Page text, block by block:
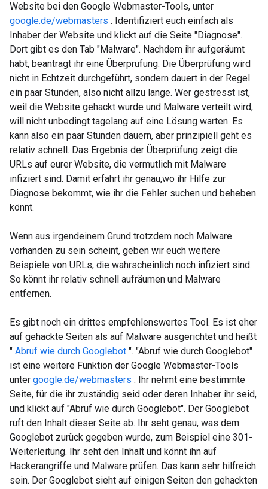
Website bei den Google Webmaster-Tools, unter
google.de/webmasters . Identifiziert euch einfach als
Inhaber der Website und klickt auf die Seite "Diagnose".
Dort gibt es den Tab "Malware". Nachdem ihr aufgeräumt
habt, beantragt ihr eine Überprüfung. Die Überprüfung wird
nicht in Echtzeit durchgeführt, sondern dauert in der Regel
ein paar Stunden, also nicht allzu lange. Wer gestresst ist,
weil die Website gehackt wurde und Malware verteilt wird,
will nicht unbedingt tagelang auf eine Lösung warten. Es
kann also ein paar Stunden dauern, aber prinzipiell geht es
relativ schnell. Das Ergebnis der Überprüfung zeigt die
URLs auf eurer Website, die vermutlich mit Malware
infiziert sind. Damit erfahrt ihr genau,wo ihr Hilfe zur
Diagnose bekommt, wie ihr die Fehler suchen und beheben
könnt.
Wenn aus irgendeinem Grund trotzdem noch Malware
vorhanden zu sein scheint, geben wir euch weitere
Beispiele von URLs, die wahrscheinlich noch infiziert sind.
So könnt ihr relativ schnell aufräumen und Malware
entfernen.
Es gibt noch ein drittes empfehlenswertes Tool. Es ist eher
auf gehackte Seiten als auf Malware ausgerichtet und heißt
" Abruf wie durch Googlebot ". "Abruf wie durch Googlebot"
ist eine weitere Funktion der Google Webmaster-Tools
unter google.de/webmasters . Ihr nehmt eine bestimmte
Seite, für die ihr zuständig seid oder deren Inhaber ihr seid,
und klickt auf "Abruf wie durch Googlebot". Der Googlebot
ruft den Inhalt dieser Seite ab. Ihr seht genau, was dem
Googlebot zurück gegeben wurde, zum Beispiel eine 301-
Weiterleitung. Ihr seht den Inhalt und könnt ihn auf
Hackerangriffe und Malware prüfen. Das kann sehr hilfreich
sein. Der Googlebot sieht auf einigen Seiten den gehackten